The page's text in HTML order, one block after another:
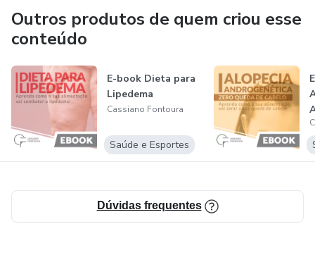
Confia no nutri!
Outros produtos de quem criou esse
conteúdo
E-book Dieta para
Lipedema
Cassiano Fontoura
Saúde e Esportes
Dúvidas frequentes